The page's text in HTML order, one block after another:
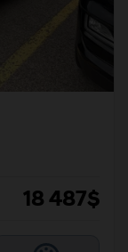
18 487$